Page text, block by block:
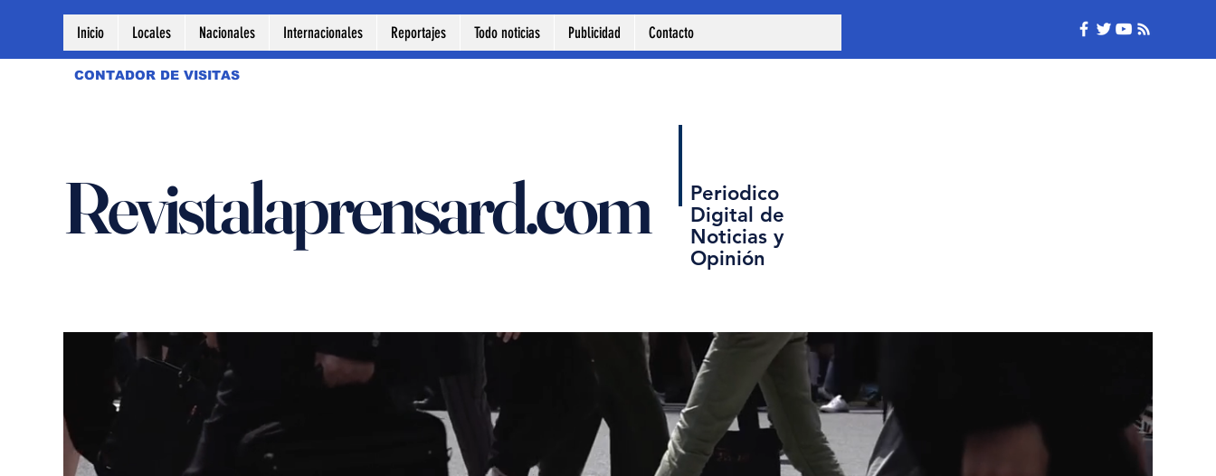
Inicio Locales Nacionales Internacionales Reportajes Todo noticias Publicidad Contacto
CONTADOR DE VISITAS
Revistalaprensard.com
Periodico
Digital de
Noticias y
Opinión